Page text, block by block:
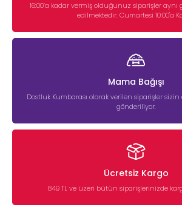
16:00’a kadar vermiş olduğunuz siparişler
edilmektedir. Cumartesi 10:00'a
Mama Bağışı
Dostluk Kumbarası olarak verilen siparişler sizin
gönderiliyor.
Ücretsiz Kargo
849 TL ve üzeri bütün siparişlerinizde